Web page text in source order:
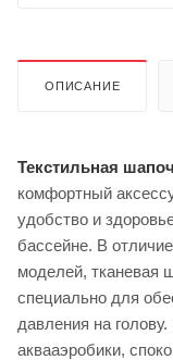
ОПИСАНИЕ
Текстильная
комфортный
удобство и
бассейне. В
моделей, тканевая
специально для
давления на
аквааэробики,